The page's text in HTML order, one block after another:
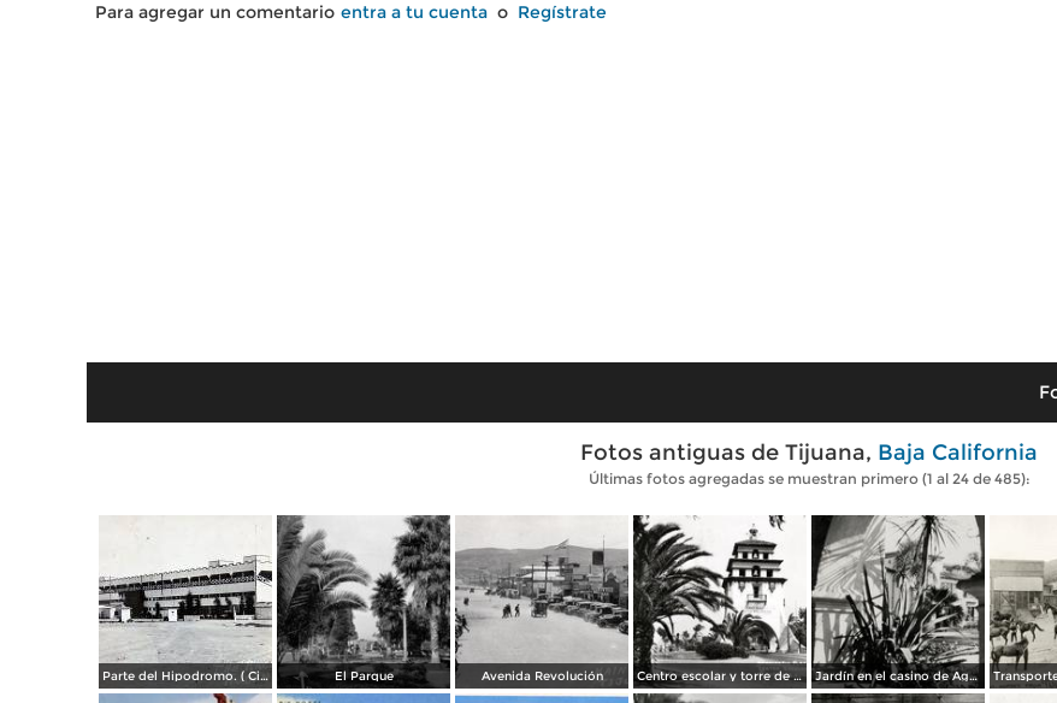
Para agregar un comentario entra a tu cuenta o Regístrate
Fotos antiguas de Tijuana, Baja California
Últimas fotos agregadas se muestran primero (1 al 24 de 485):
Parte del Hipodromo. ( Circulada el 12 de Julio de 1922 ). El Parque Avenida Revolución Centro escolar y torre de Agua Caliente Jardín en el casino de Agua Caliente